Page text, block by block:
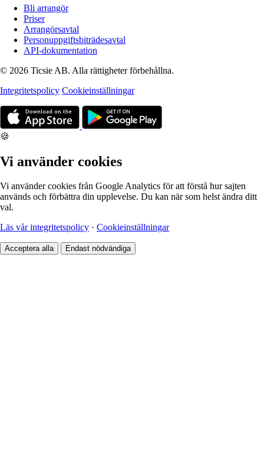
Bli arrangör
Priser
Arrangörsavtal
Personuppgiftsbiträdesavtal
API-dokumentation
© 2026 Ticsie AB. Alla rättigheter förbehållna.
Integritetspolicy Cookieinställningar
🍪
Vi använder cookies
Vi använder cookies från Google Analytics för att förstå hur sajten
används och förbättra din upplevelse. Du kan när som helst ändra ditt
val.
Läs vår integritetspolicy · Cookieinställningar
Acceptera alla Endast nödvändiga